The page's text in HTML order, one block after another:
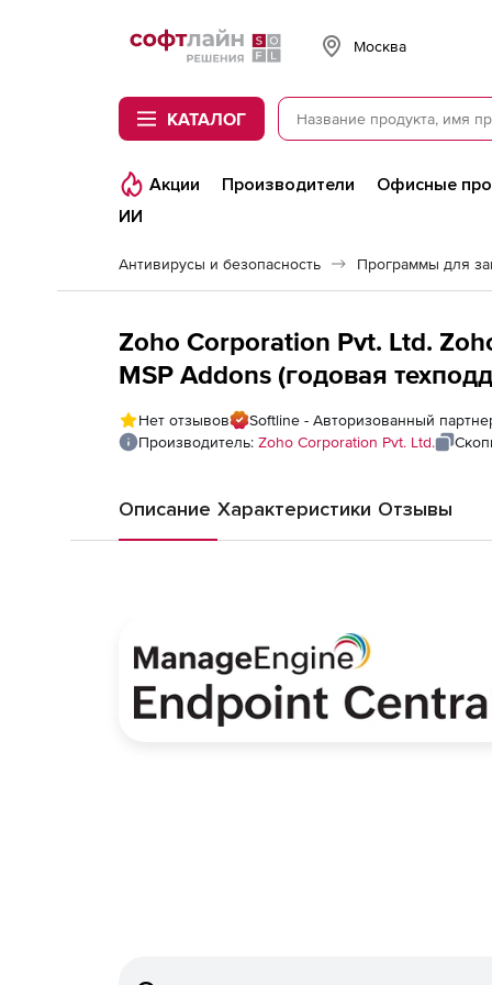
Softline
Москва
КАТАЛОГ
Акции Производители Офисные
ИИ
Антивирусы и безопасность Программы для
Zoho Corporation Pvt. Ltd.
MSP Addons (годовая
Application Control Addon),
Нет отзывов
Softline - Авторизованный
Производитель: Zoho Corporation Pvt. Ltd.
Описание Характеристики Отзывы